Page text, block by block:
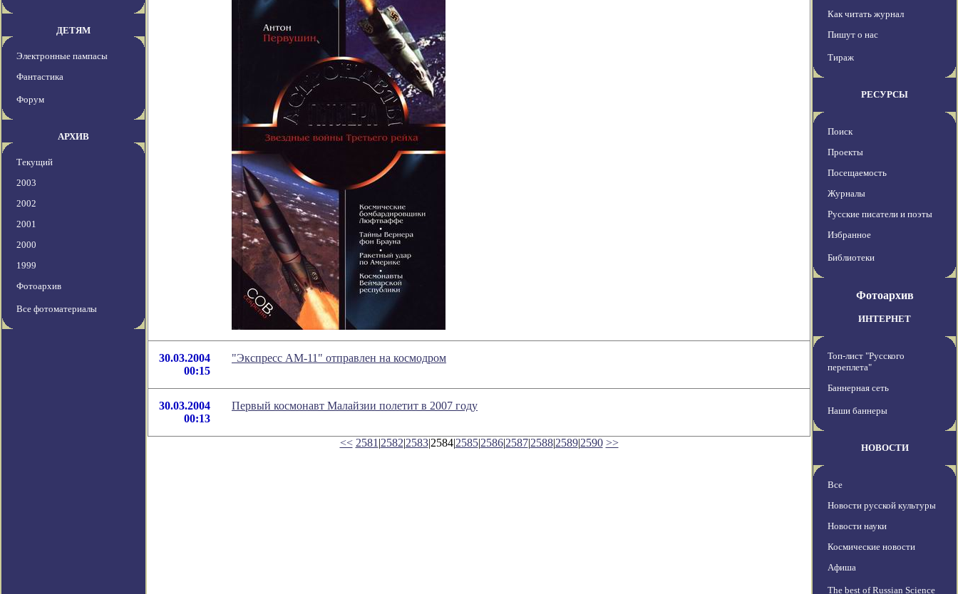
ДЕТЯМ
Электронные пампасы
Фантастика
Форум
АРХИВ
Текущий
2003
2002
2001
2000
1999
Фотоархив
Все фотоматериалы
30.03.2004
00:15
"Экспресс АМ-11" отправлен на космодром
30.03.2004
00:13
Первый космонавт Малайзии полетит в 2007 году
<< 2581 |2582|2583|2584|2585|2586|2587|2588|2589|2590 >>
Как читать журнал
Пишут о нас
Тираж
РЕСУРСЫ
Поиск
Проекты
Посещаемость
Журналы
Русские писатели и поэты
Избранное
Библиотеки
Фотоархив
ИНТЕРНЕТ
Топ-лист "Русского
переплета"
Баннерная сеть
Наши баннеры
НОВОСТИ
Все
Новости русской культуры
Новости науки
Космические новости
Афиша
The best of Russian Science